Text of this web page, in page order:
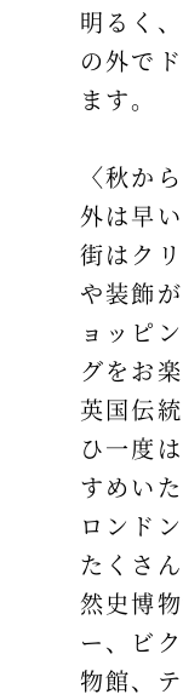
明るく
の外で
ます。
〈秋か
外は早
街はク
や装飾
ョッピ
グをお
英国伝
ひ一度
すめい
ロンド
たくさ
然史博
ー、ビ
物館、